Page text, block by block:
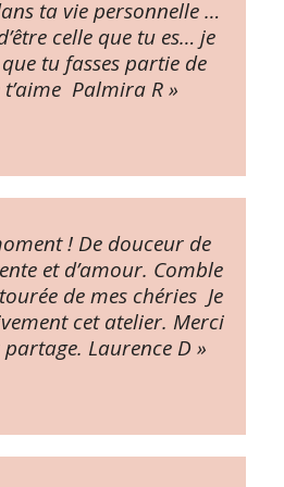
ta vie personnelle …
celle que tu es… je
tu fasses partie de
Palmira R »
! De douceur de
et d’amour. Comble
de mes chéries Je
cet atelier. Merci
Laurence D »